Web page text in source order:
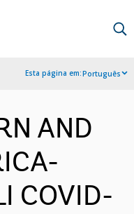
Esta página em:Português
AND
COVID-